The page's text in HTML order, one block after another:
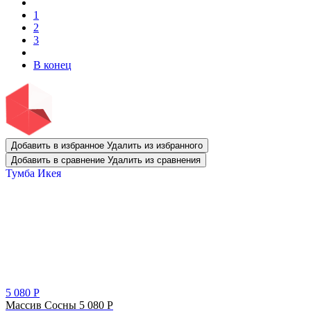
1
2
3
В конец
Добавить в избранное Удалить из избранного
Добавить в сравнение Удалить из сравнения
Тумба Икея
5 080 Р
Массив Сосны 5 080 Р